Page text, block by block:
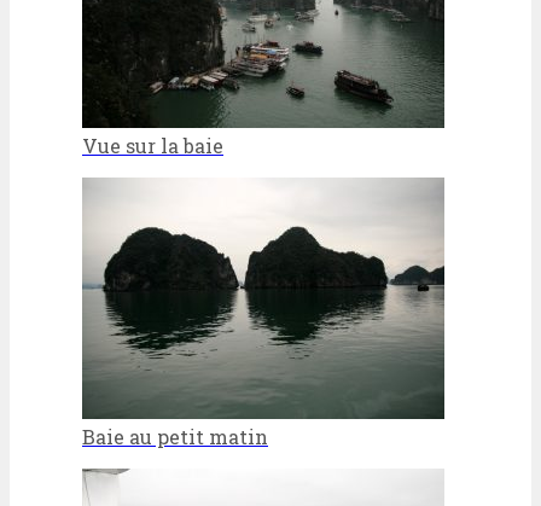
Vue sur la baie
Baie au petit matin